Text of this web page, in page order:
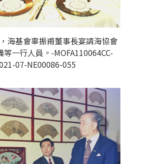
海基會辜振甫董事長宴請海協會
等一行人員。-MOFA110064CC-
07-NE00086-055